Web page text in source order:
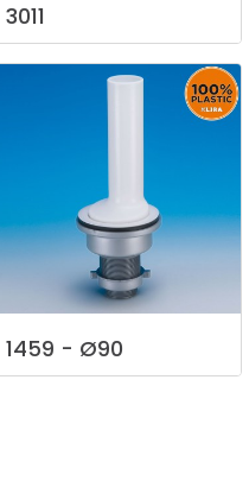
3011
1459 - Ø90